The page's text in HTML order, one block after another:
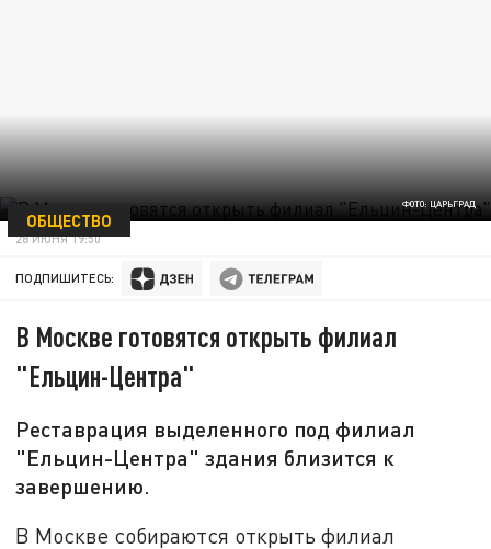
ФОТО: ЦАРЬГРАД
ОБЩЕСТВО
28 ИЮНЯ 19:50
ПОДПИШИТЕСЬ:
В Москве готовятся открыть филиал
"Ельцин-Центра"
Реставрация выделенного под филиал
"Ельцин-Центра" здания близится к
завершению.
В Москве собираются открыть филиал